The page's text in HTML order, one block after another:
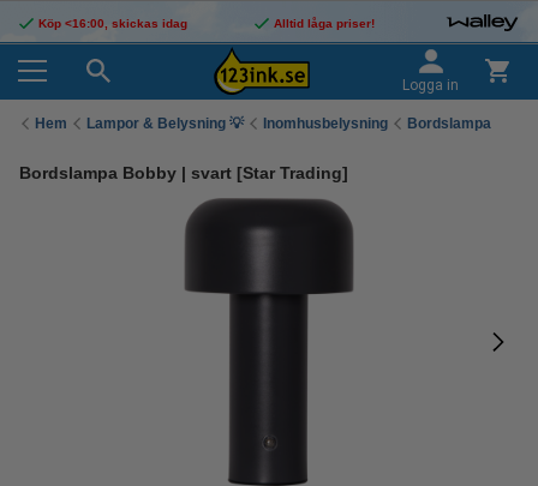
Köp <16:00, skickas idag Alltid låga priser!
Logga in
Hem Lampor & Belysning 💡 Inomhusbelysning Bordslampa
Bordslampa Bobby | svart [Star Trading]